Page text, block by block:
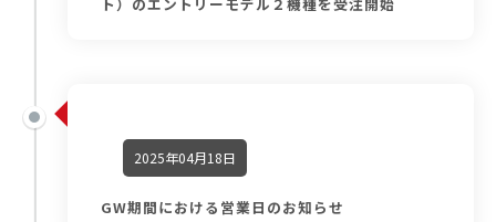
2025年04月18日
GW期間における営業日のお知らせ